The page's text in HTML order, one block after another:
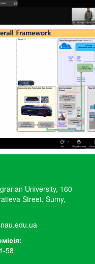
University, 160
Street, Sumy,
58